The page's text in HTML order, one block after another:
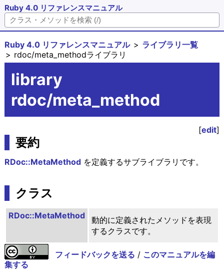
Ruby 4.0 リファレンスマニュアル
Ruby 4.0 リファレンスマニュアル
ライブラリ一覧
rdoc/meta_methodライブラリ
library
rdoc/meta_method
[edit]
要約
RDoc::MetaMethodを定義するサブライブラリです。
クラス
RDoc::MetaMethod
動的に定義されたメソッドを表現
するクラスです。
フィードバックを送る / このマニュアルを編
集する